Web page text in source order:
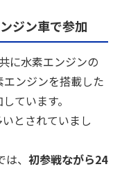
ジン車で参加
に水素エンジンの
ンジンを搭載した
ています。
とされていまし
、 初参戦ながら24